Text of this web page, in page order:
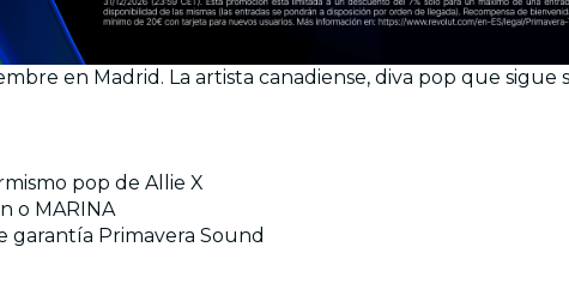
en Madrid. La artista canadiense, diva pop que
pop de Allie X
o MARINA
garantía Primavera Sound